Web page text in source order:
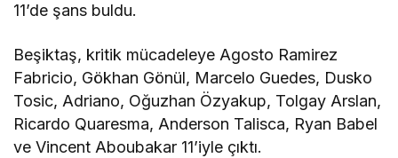
11’de şans buldu.
Beşiktaş, kritik mücadeleye Agosto Ramirez
Fabricio, Gökhan Gönül, Marcelo Guedes, Dusko
Tosic, Adriano, Oğuzhan Özyakup, Tolgay Arslan,
Ricardo Quaresma, Anderson Talisca, Ryan Babel
ve Vincent Aboubakar 11’iyle çıktı.